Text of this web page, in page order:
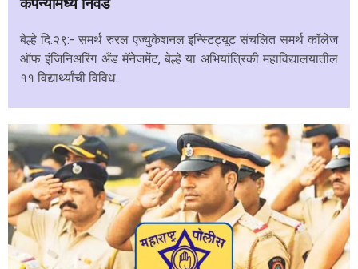
कंपन्यांमध्ये निवड
बेल्हे दि.२९:- समर्थ रुरल एज्युकेशनल इन्स्टिट्यूट संचलित समर्थ कॉलेज
ऑफ इंजिनिअरिंग अँड मॅनेजमेंट, बेल्हे या अभियांत्रिकी महाविद्यालयातील
११ विद्यार्थ्यांची विविध...